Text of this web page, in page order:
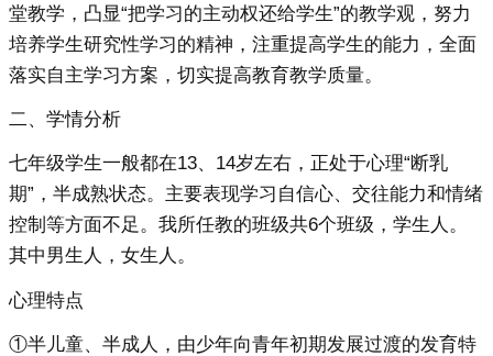
堂教学，凸显“把学习的主动权还给学生”的教学观，努力
培养学生研究性学习的精神，注重提高学生的能力，全面
落实自主学习方案，切实提高教育教学质量。
二、学情分析
七年级学生一般都在13、14岁左右，正处于心理“断乳
期”，半成熟状态。主要表现学习自信心、交往能力和情绪
控制等方面不足。我所任教的班级共6个班级，学生人。
其中男生人，女生人。
心理特点
①半儿童、半成人，由少年向青年初期发展过渡的发育特